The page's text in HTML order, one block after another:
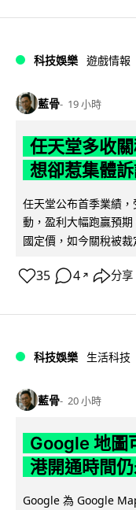
科技娛樂 遊戲情報
藍骨 19 小時
任天堂多收
想卻惹集體
任天堂公布首季業績
動，盈利大幅跑贏預
國定價，如今關稅被
35 4 ↗ 分享
科技娛樂 生活科技
藍骨 20 小時
Google 地
港開通時間
Google 為 Google